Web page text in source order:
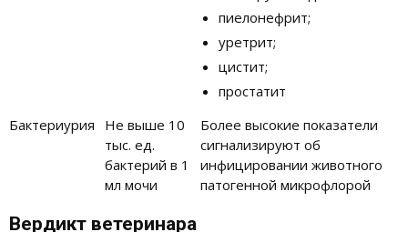
пиелонефрит;
уретрит;
цистит;
простатит
Бактериурия
Не выше 10
тыс. ед.
бактерий в 1
мл мочи
Более высокие показатели
сигнализируют об
инфицировании животного
патогенной микрофлорой
Вердикт ветеринара